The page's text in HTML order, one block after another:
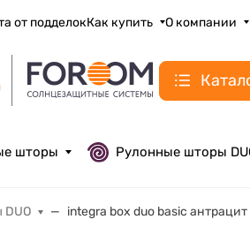
от подделокКак купить О компании
шторы Рулонные шторы
integra box duo basic антрацит